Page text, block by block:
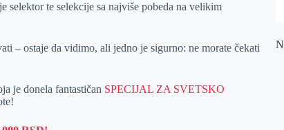
selektor te selekcije sa najviše pobeda na velikim
– ostaje da vidimo, ali jedno je sigurno: ne morate čekati
je donela fantastičan SPECIJAL ZA SVETSKO